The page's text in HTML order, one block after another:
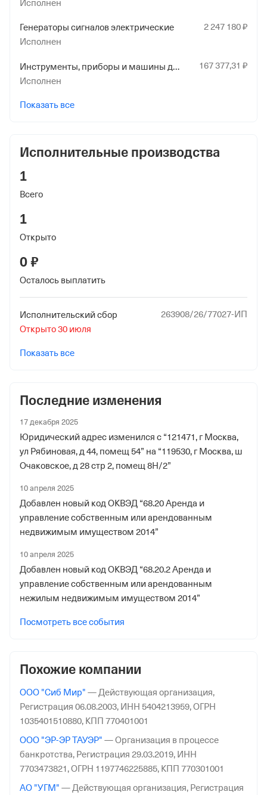
Страхования Российской Федерации по гор. Москве и
Московской обл.
Исполнен
Генераторы сигналов электрические 2 247 180₽
Исполнен
Инструменты, приборы и машины для измерения или контроля прочие, не включенные в другие группировки 167377,31 ₽
Исполнен
Показать все
Исполнительные производства
1
Всего
1
Открыто
0 ₽
Осталось выплатить
Исполнительский сбор
263908/26/77027-ИП
Открыто 30 июля
Показать все
Последние изменения
17 декабря 2025
Юридический адрес изменился с “121471, г Москва,
ул Рябиновая, д 44, помещ 54” на “119530, г Москва, ш
Очаковское, д 28 стр 2, помещ 8Н/2”
10 апреля 2025
Добавлен новый код ОКВЭД “68.20 Аренда и
управление собственным или арендованным
недвижимым имуществом 2014”
10 апреля 2025
Добавлен новый код ОКВЭД “68.20.2 Аренда и
управление собственным или арендованным
нежилым недвижимым имуществом 2014”
Посмотреть все события
Похожие компании
ООО "Сиб Мир" — Действующая организация,
Регистрация 06.08.2003, ИНН 5404213959,ОГРН
1035401510880, КПП 770401001
ООО "ЭР-ЭР ТАУЭР" —Организация в процессе
банкротства, Регистрация 29.03.2019, ИНН
7703473821,ОГРН 1197746225885, КПП 770301001
АО "УГМ" — Действующая организация, Регистрация